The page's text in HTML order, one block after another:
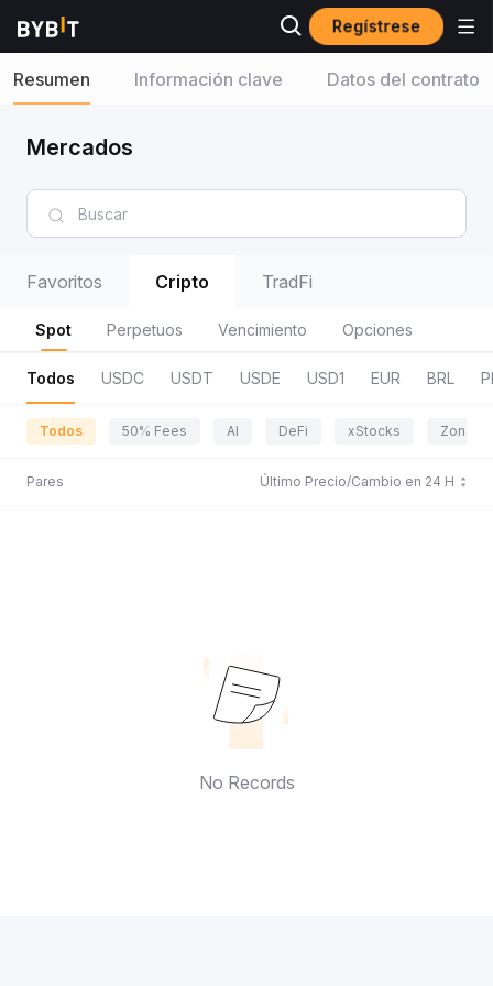
Regístrese
Resumen Información clave Datos del contrato
Mercados
Favoritos Cripto TradFi
Spot Perpetuos Vencimiento Opciones
Todos USDC USDT USDE USD1 EUR BRL
Todos 50% Fees AI DeFi xStocks Zona
Pares Último Precio/Cambio en 24 H
No Records